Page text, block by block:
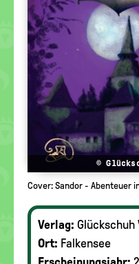
©
Cover: Sandor - Abenteuer
Verlag: Glückschuh
Ort: Falkensee